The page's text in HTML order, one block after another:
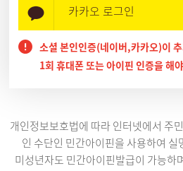
카카오 로그인
소셜 본인인증(네이버,카카오)이
1회 휴대폰 또는 아이핀 인증을 해
개인정보보호법에 따라 인터넷에서 주
인 수단인 민간아이핀을 사용하여
미성년자도 민간아이핀발급이 가능하